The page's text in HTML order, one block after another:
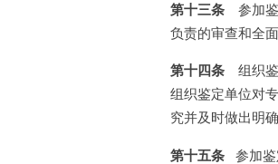
第十三条参加鉴
负责的审查和全
第十四条组织鉴
组织鉴定单位对
究并及时做出明
第十五条参加鉴